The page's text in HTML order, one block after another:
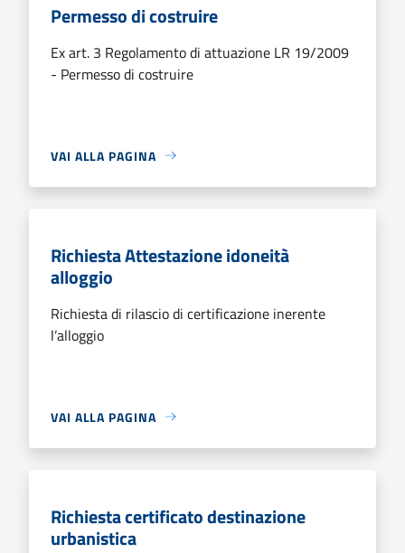
Permesso di costruire
Ex art. 3 Regolamento di attuazione LR 19/2009
- Permesso di costruire
VAI ALLA PAGINA
Richiesta Attestazione idoneità
alloggio
Richiesta di rilascio di certificazione inerente
l’alloggio
VAI ALLA PAGINA
Richiesta certificato destinazione
urbanistica